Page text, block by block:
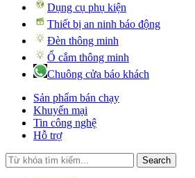
Dụng cụ phụ kiện
Thiết bị an ninh báo động
Đèn thông minh
Ổ cắm thông minh
Chuông cửa báo khách
Sản phẩm bán chạy
Khuyến mại
Tin công nghệ
Hỗ trợ
Search